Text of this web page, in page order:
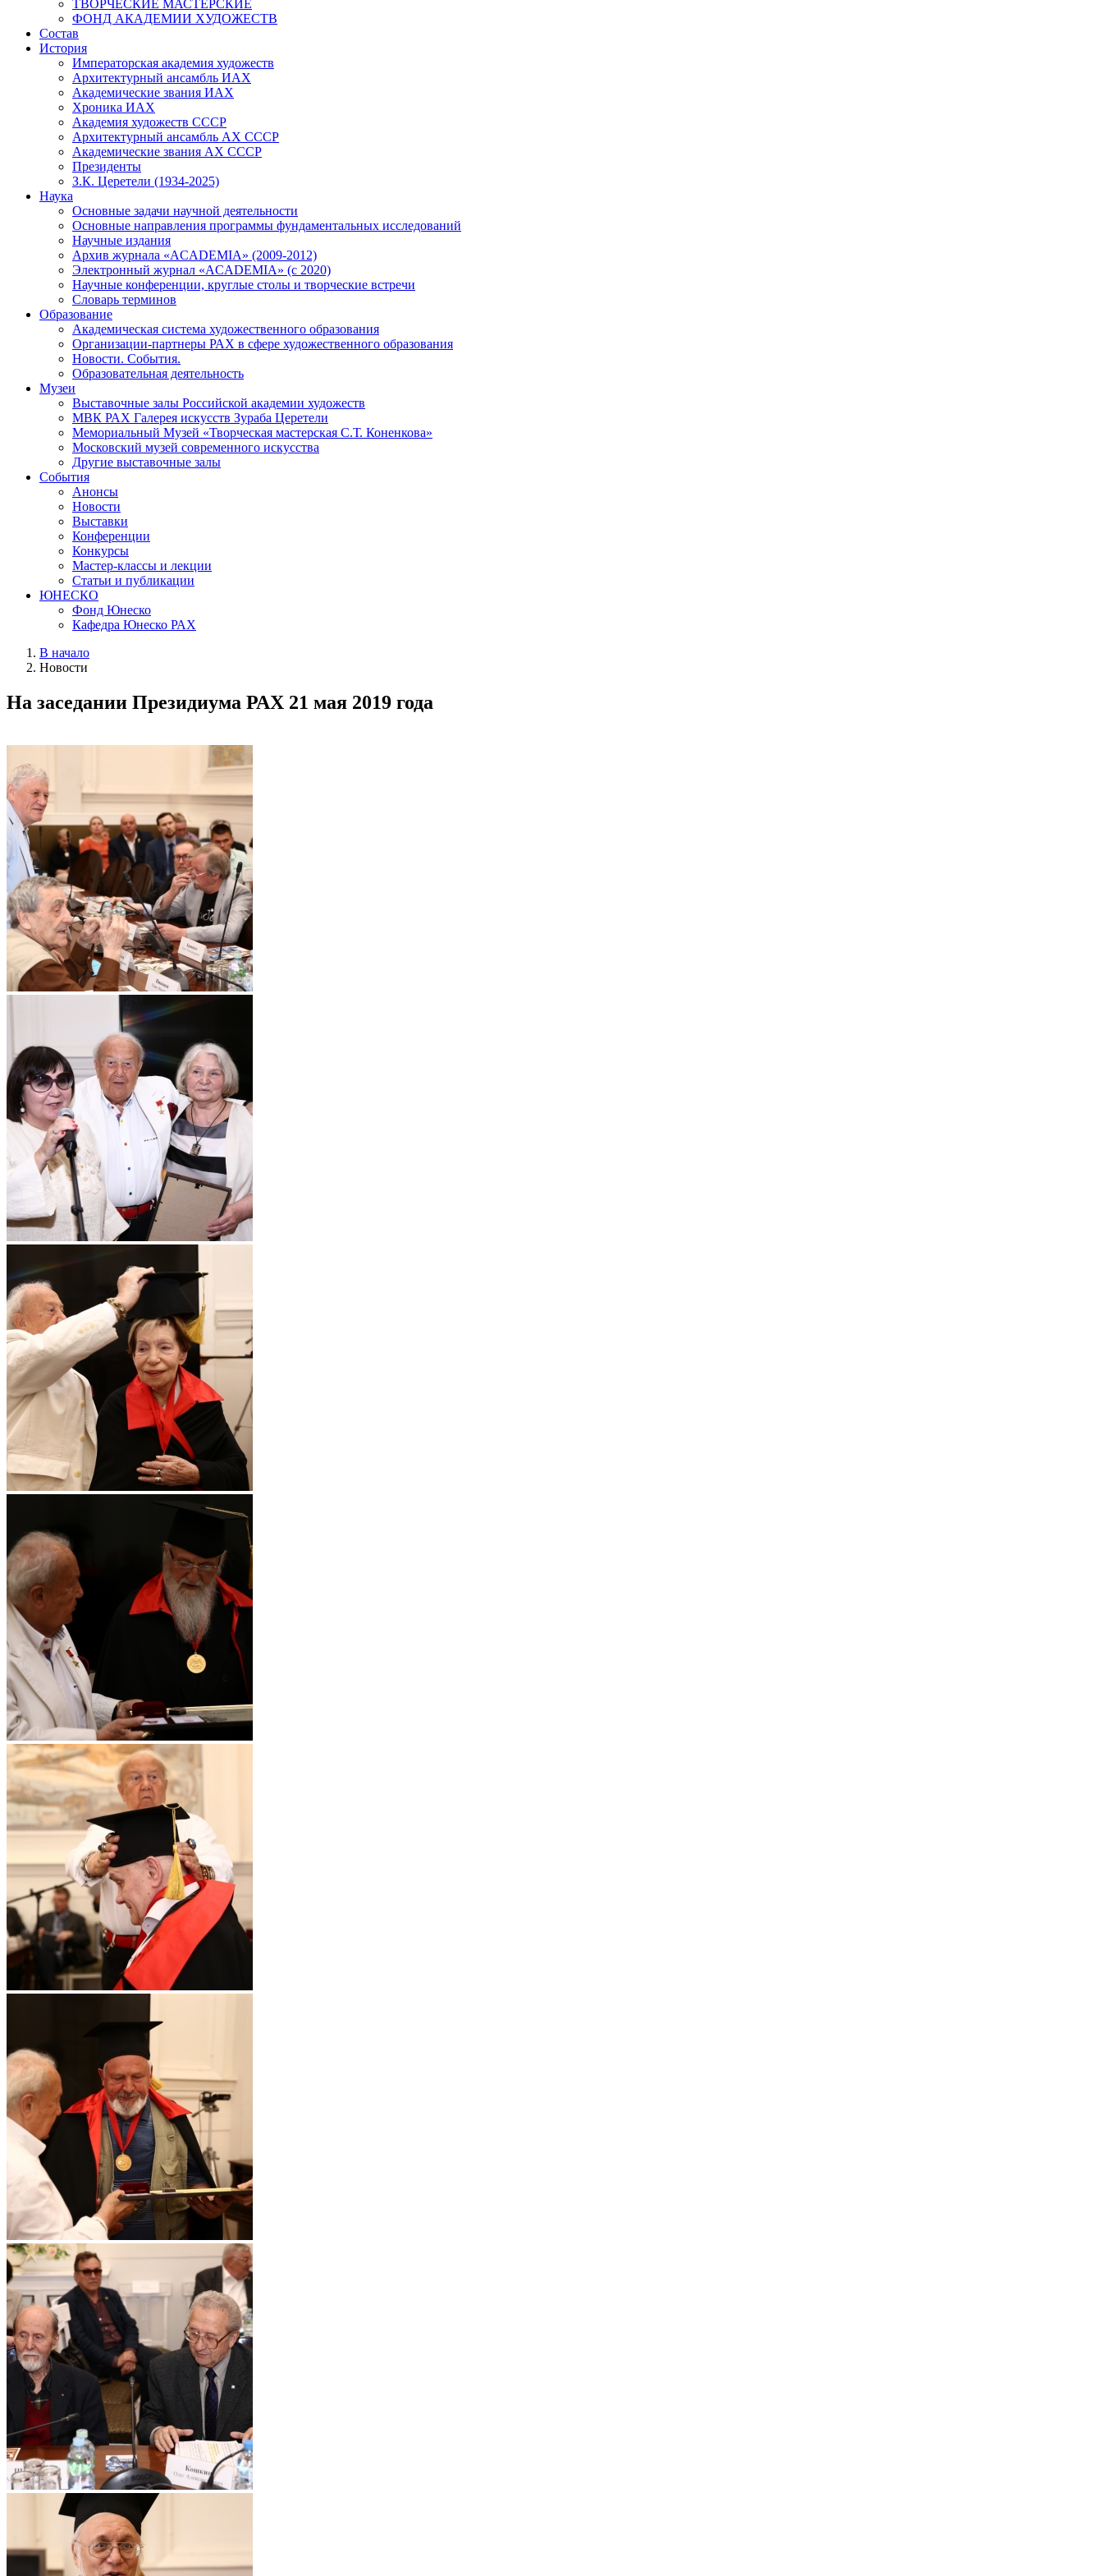
ТВОРЧЕСКИЕ МАСТЕРСКИЕ
ФОНД АКАДЕМИИ ХУДОЖЕСТВ
Состав
История
Императорская академия художеств
Архитектурный ансамбль ИАХ
Академические звания ИАХ
Хроника ИАХ
Академия художеств СССР
Архитектурный ансамбль АХ СССР
Академические звания АХ СССР
Президенты
З.К. Церетели (1934-2025)
Наука
Основные задачи научной деятельности
Основные направления программы фундаментальных исследований
Научные издания
Архив журнала «ACADEMIA» (2009-2012)
Электронный журнал «ACADEMIA» (с 2020)
Научные конференции, круглые столы и творческие встречи
Словарь терминов
Образование
Академическая система художественного образования
Организации-партнеры РАХ в сфере художественного образования
Новости. События.
Образовательная деятельность
Музеи
Выставочные залы Российской академии художеств
МВК РАХ Галерея искусств Зураба Церетели
Мемориальный Музей «Творческая мастерская С.Т. Коненкова»
Московский музей современного искусства
Другие выставочные залы
События
Анонсы
Новости
Выставки
Конференции
Конкурсы
Мастер-классы и лекции
Статьи и публикации
ЮНЕСКО
Фонд Юнеско
Кафедра Юнеско РАХ
В начало
Новости
На заседании Президиума РАХ 21 мая 2019 года